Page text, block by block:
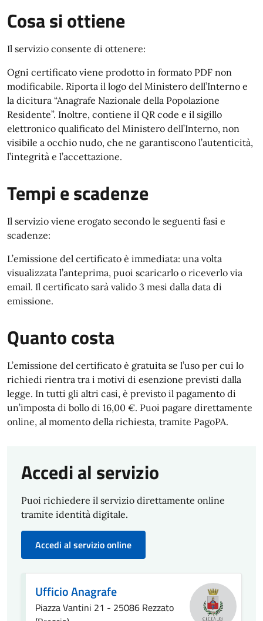
Cosa si ottiene
Il servizio consente di ottenere:
Ogni certificato viene prodotto in formato PDF non
modificabile. Riporta il logo del Ministero dell’Interno e
la dicitura “Anagrafe Nazionale della Popolazione
Residente”. Inoltre, contiene il QR code e il sigillo
elettronico qualificato del Ministero dell’Interno, non
visibile a occhio nudo, che ne garantiscono l’autenticità,
l’integrità e l’accettazione.
Tempi e scadenze
Il servizio viene erogato secondo le seguenti fasi e
scadenze:
L’emissione del certificato è immediata: una volta
visualizzata l’anteprima, puoi scaricarlo o riceverlo via
email. Il certificato sarà valido 3 mesi dalla data di
emissione.
Quanto costa
L’emissione del certificato è gratuita se l’uso per cui lo
richiedi rientra tra i motivi di esenzione previsti dalla
legge. In tutti gli altri casi, è previsto il pagamento di
un’imposta di bollo di 16,00 €. Puoi pagare direttamente
online, al momento della richiesta, tramite PagoPA.
Accedi al servizio
Puoi richiedere il servizio direttamente online
tramite identità digitale.
Accedi al servizio online
Ufficio Anagrafe
Piazza Vantini 21 - 25086 Rezzato